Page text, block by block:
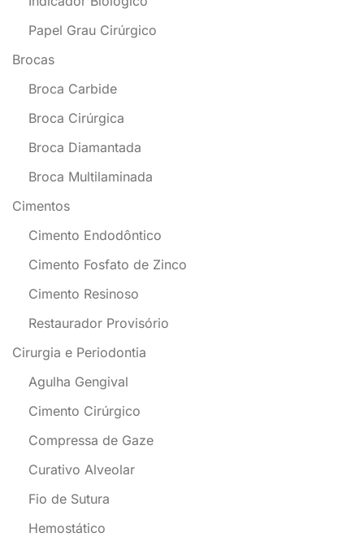
Papel Grau Cirúrgico
Brocas
Broca Carbide
Broca Cirúrgica
Broca Diamantada
Broca Multilaminada
Cimentos
Cimento Endodôntico
Cimento Fosfato de Zinco
Cimento Resinoso
Restaurador Provisório
Cirurgia e Periodontia
Agulha Gengival
Cimento Cirúrgico
Compressa de Gaze
Curativo Alveolar
Fio de Sutura
Hemostático